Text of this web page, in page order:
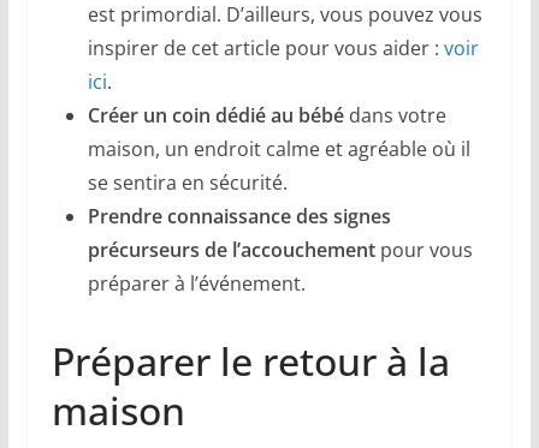
est primordial. D’ailleurs, vous pouvez vous
inspirer de cet article pour vous aider : voir
ici.
Créer un coin dédié au bébédans votre
maison, un endroit calme et agréable où il
se sentira en sécurité.
Prendre connaissance des signes
précurseurs de l’accouchementpour vous
préparer à l’événement.
Préparer le retour à la
maison